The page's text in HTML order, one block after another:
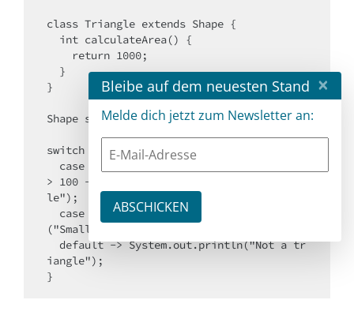
class Triangle extends Shape {
}
Shape s = new Triangle();
switch (s) {
> 100 -> System.out.println("Large triang
le");
("Small triangle");
iangle");
}
Bleibe auf dem neuesten Stand ×
Melde dich jetzt zum Newsletter an: